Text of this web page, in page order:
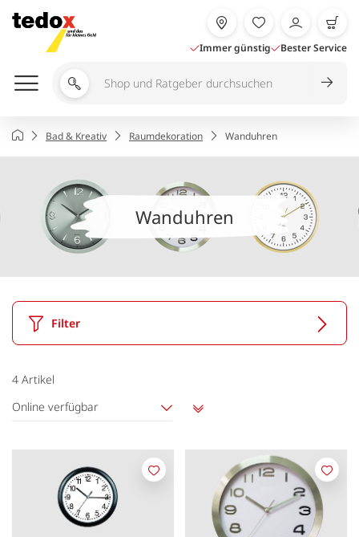
Inhalt
springen
Immer günstig Bester Service
Shop
durchsuchen
StartseiteBad & Kreativ Raumdekoration Wanduhren
Wanduhren
Filter
4 Artikel
Online verfügbar
Merken